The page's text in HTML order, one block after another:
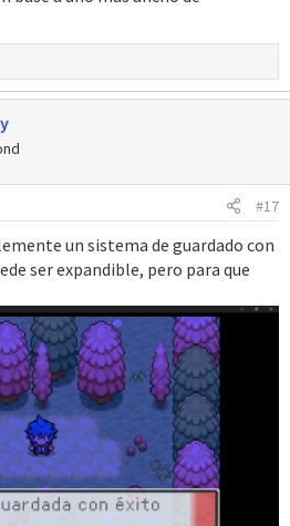
#17
un sistema de guardado con
ser expandible, pero para que